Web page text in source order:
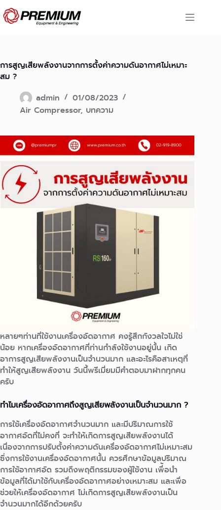
Skip
to
content
การสูญเสียพลังงานจากการตั้งค่าความดันอากาศไม่เหมาะ
สม ?
admin
01/08/2023
Air Compressor, บทความ
หลายๆท่านที่ใช้งานเครื่องอัดอากาศ คงรู้สึกกังวลใจไม่ใช่
น้อย หากเครื่องอัดอากาศที่ท่านกำลังใช้งานอยู่นั้น เกิด
อาการสูญเสียพลังงานเป็นจำนวนมาก และอะไรคือสาเหตุที่
ทำให้สูญเสียพลังงาน วันนี้พรีเมี่ยมมีคำตอบมาฝากทุกคน
ครับ
ทำไมเครื่องอัดอากาศถึงสูญเสียพลังงานเป็นจำนวนมาก ?
การใช้เครื่องอัดอากาศจำนวนมาก และมีปริมาณการใช้
อากาศอัดที่ไม่คงที่ จะทำให้เกิดการสูญเสียพลังงานได้
เนื่องจากการปรับตั้งค่าความดันเครื่องอัดอากาศไม่เหมาะสม
ซึ่งการใช้งานเครื่องอัดอากาศนั้น ควรศึกษาข้อมูลปริมาณ
การใช้อากาศอัด รวมถึงพฤติกรรมของผู้ใช้งาน เพื่้อนำ
ข้อมูลที่ได้มาใช้กับเครื่องอัดอากาศอย่างเหมาะสม และเพื่อ
ช่วยให้เครื่องอัดอากาศ ไม่เกิดการสูญเสียพลังงานเป็น
จำนวนมากได้อีกด้วยครับ